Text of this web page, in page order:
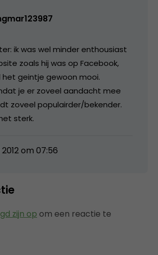
ik was wel minder enthousiast
zoals hij was op Facebook,
het geintje gewoon mooi.
je er zoveel aandacht mee
zoveel populairder/bekender.
sterk.
om 07:56
zijn op om een reactie te